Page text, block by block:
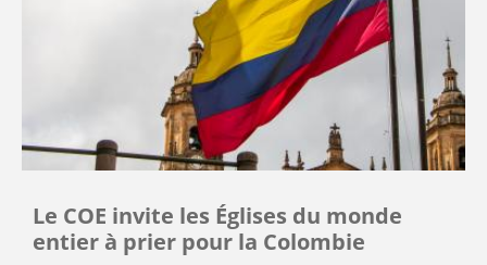
Le COE invite les Églises du monde
entier à prier pour la Colombie